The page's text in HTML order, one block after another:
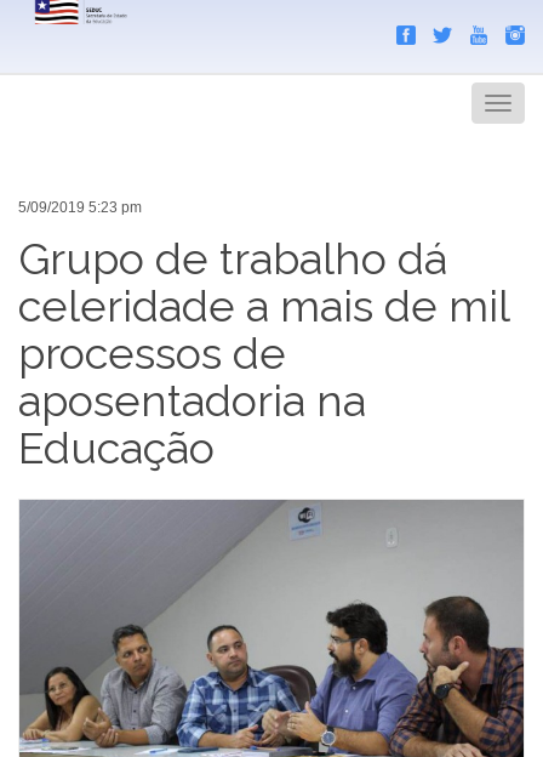
Menu
5/09/2019 5:23 pm
Grupo de trabalho dá
celeridade a mais de mil
processos de
aposentadoria na
Educação